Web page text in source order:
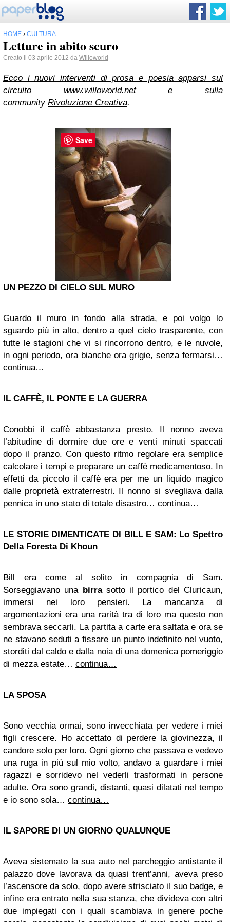
HOME › CULTURA
Letture in abito scuro
Creato il 03 aprile 2012 da Willoworld
Ecco i nuovi interventi di prosa e poesia apparsi sul
circuito www.willoworld.nete sulla
community Rivoluzione Creativa.
UN PEZZO DI CIELO SUL MURO
Guardo il muro in fondo alla strada, e poi volgo lo
sguardo più in alto, dentro a quel cielo trasparente, con
tutte le stagioni che vi si rincorrono dentro, e le nuvole,
in ogni periodo, ora bianche ora grigie, senza fermarsi…
continua…
IL CAFFÈ, IL PONTE E LA GUERRA
Conobbi il caffè abbastanza presto. Il nonno aveva
l’abitudine di dormire due ore e venti minuti spaccati
dopo il pranzo. Con questo ritmo regolare era semplice
calcolare i tempi e preparare un caffè medicamentoso. In
effetti da piccolo il caffè era per me un liquido magico
dalle proprietà extraterrestri. Il nonno si svegliava dalla
pennica in uno stato di totale disastro… continua…
LE STORIE DIMENTICATE DI BILL E SAM: Lo Spettro
Della Foresta Di Khoun
Bill era come al solito in compagnia di Sam.
Sorseggiavano una birrasotto il portico del Cluricaun,
immersi nei loro pensieri. La mancanza di
argomentazioni era una rarità tra di loro ma questo non
sembrava seccarli. La partita a carte era saltata e ora se
ne stavano seduti a fissare un punto indefinito nel vuoto,
storditi dal caldo e dalla noia di una domenica pomeriggio
di mezza estate… continua…
LA SPOSA
Sono vecchia ormai, sono invecchiata per vedere i miei
figli crescere. Ho accettato di perdere la giovinezza, il
candore solo per loro. Ogni giorno che passava e vedevo
una ruga in più sul mio volto, andavo a guardare i miei
ragazzi e sorridevo nel vederli trasformati in persone
adulte. Ora sono grandi, distanti, quasi dilatati nel tempo
e io sono sola… continua…
IL SAPORE DI UN GIORNO QUALUNQUE
Aveva sistemato la sua auto nel parcheggio antistante il
palazzo dove lavorava da quasi trent’anni, aveva preso
l’ascensore da solo, dopo avere strisciato il suo badge, e
infine era entrato nella sua stanza, che divideva con altri
due impiegati con i quali scambiava in genere poche
Save